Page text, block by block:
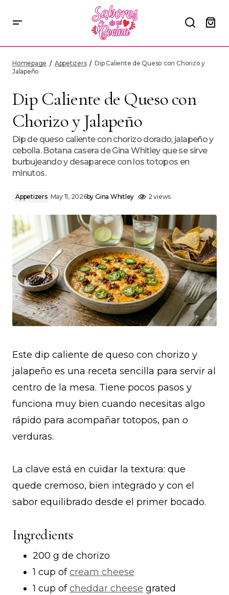
Homepage Appetizers
Dip Caliente de Queso con Chorizo y
Jalapeño
Dip Caliente de Queso con
Chorizo y Jalapeño
Dip de queso caliente con chorizo dorado, jalapeño y
cebolla. Botana casera de Gina Whitley que se sirve
burbujeando y desaparece con los totopos en
minutos.
Appetizers May 11, 2026by Gina Whitley 2 views
Este dip caliente de queso con chorizo y
jalapeño es una receta sencilla para servir al
centro de la mesa. Tiene pocos pasos y
funciona muy bien cuando necesitas algo
rápido para acompañar totopos, pan o
verduras.
La clave está en cuidar la textura: que
quede cremoso, bien integrado y con el
sabor equilibrado desde el primer bocado.
Ingredients
200 g de chorizo
1 cup ofcream cheese
1 cup ofcheddar cheese grated